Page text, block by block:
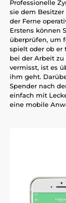
Professionelle
sie dem
der Ferne
Erstens können
überprüfen, um
spielt oder ob er
bei der Arbeit
vermisst, ist es
ihm geht.
Spender nach
einfach mit
eine mobile